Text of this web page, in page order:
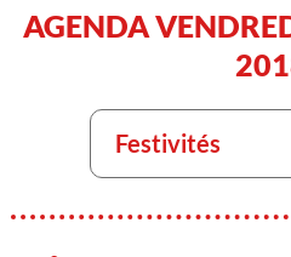
AGENDA
Festivités